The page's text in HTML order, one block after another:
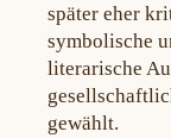
später eher
symbolische
literarische
gewählt.